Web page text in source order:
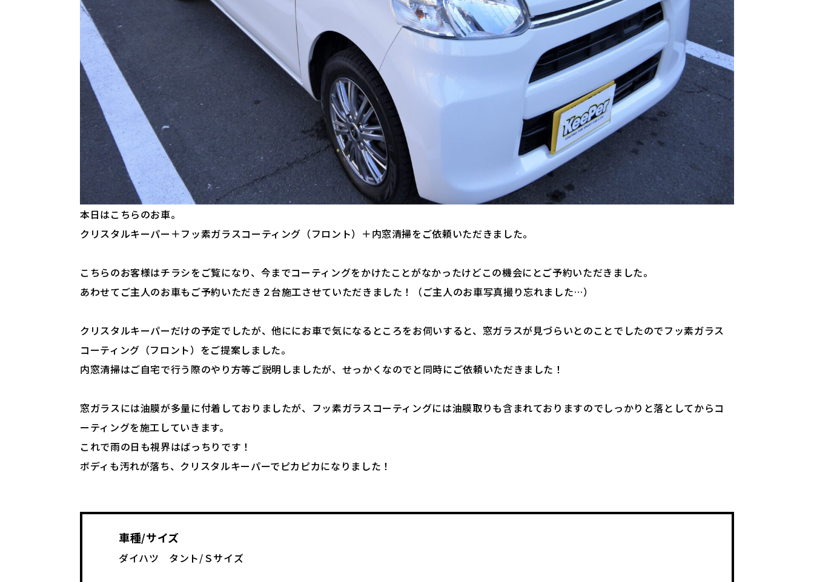
本日はこちらのお車。
クリスタルキーパー＋フッ素ガラスコーティング（フロント）＋内窓清掃をご依頼いただきました。
こちらのお客様はチラシをご覧になり、今までコーティングをかけたことがなかったけどこの機会にとご予約いただきました。
あわせてご主人のお車もご予約いただき２台施工させていただきました！（ご主人のお車写真撮り忘れました…）
クリスタルキーパーだけの予定でしたが、他ににお車で気になるところをお伺いすると、窓ガラスが見づらいとのことでしたのでフッ素ガラス
コーティング（フロント）をご提案しました。
内窓清掃はご自宅で行う際のやり方等ご説明しましたが、せっかくなのでと同時にご依頼いただきました！
窓ガラスには油膜が多量に付着しておりましたが、フッ素ガラスコーティングには油膜取りも含まれておりますのでしっかりと落としてからコ
ーティングを施工していきます。
これで雨の日も視界はばっちりです！
ボディも汚れが落ち、クリスタルキーパーでピカピカになりました！
車種/サイズ
ダイハツ タント/Ｓサイズ